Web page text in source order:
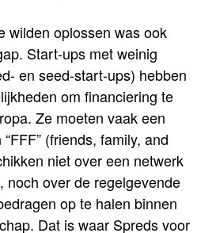
wilden oplossen was ook
Start-ups met weinig
en seed-start-ups) hebben
om financiering te
Ze moeten vaak een
(friends, family, and
niet over een netwerk
noch over de regelgevende
op te halen binnen
Dat is waar Spreds voor